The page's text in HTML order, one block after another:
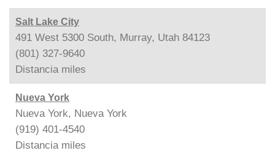
Salt Lake City
491 West 5300 South, Murray, Utah 84123
(801) 327-9640
Distancia miles
Nueva York
Nueva York, Nueva York
(919) 401-4540
Distancia miles